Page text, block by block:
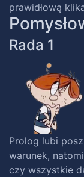
prawidłową
Rada 1
Prolog lubi
warunek,
czy wszystkie